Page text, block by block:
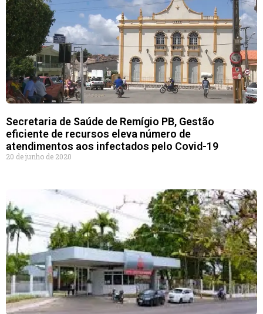
Secretaria de Saúde de Remígio PB, Gestão
eficiente de recursos eleva número de
atendimentos aos infectados pelo Covid-19
20 de junho de 2020